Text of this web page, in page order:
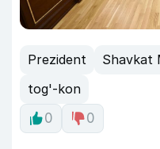
Prezident Shavkat
tog'-kon
0
0